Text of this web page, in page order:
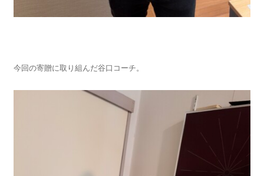
今回の寄贈に取り組んだ谷口コーチ。